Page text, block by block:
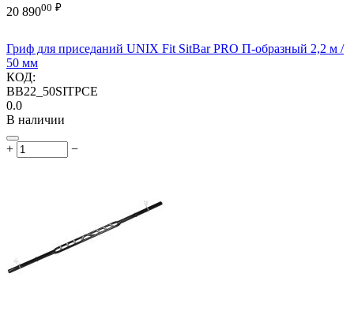
20 89000 ₽
Гриф для приседаний UNIX Fit SitBar PRO П-образный 2,2 м /
50 мм
КОД:
BB22_50SITPCE
0.0
В наличии
+ −